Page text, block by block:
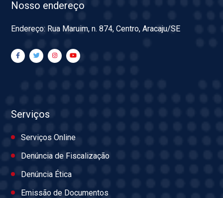
Nosso endereço
Endereço: Rua Maruim, n. 874, Centro, Aracaju/SE
Serviços
Serviços Online
Denúncia de Fiscalização
Denúncia Ética
Emissão de Documentos